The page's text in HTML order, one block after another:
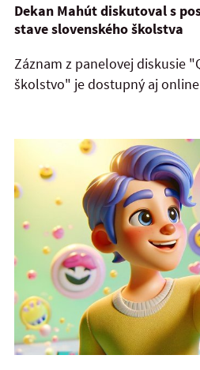
Dekan Mahút diskutoval s
stave slovenského školstva
Záznam z panelovej diskusie
školstvo" je dostupný aj